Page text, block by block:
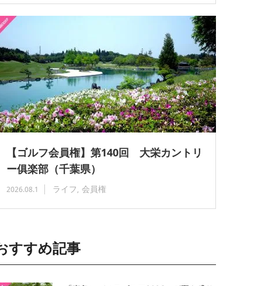
【ゴルフ会員権】第140回 大栄カントリ
ー俱楽部（千葉県）
2026.08.1 ライフ 会員権
すすめ記事